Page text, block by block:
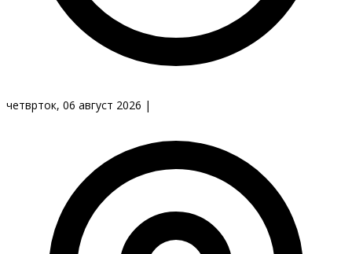
четврток, 06 август 2026 |